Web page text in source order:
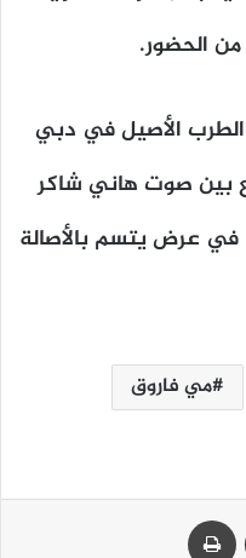
الحضور.
الأصيل في دبي
بين صوت هاني شاكر
في عرض يتسم بالأصالة
مي فاروق